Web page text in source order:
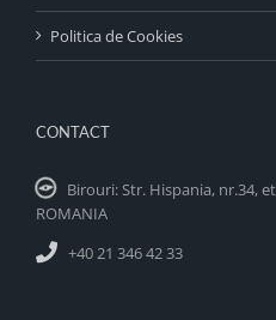
Politica de Cookies
CONTACT
Birouri: Str. Hispania, nr.34,
ROMANIA
+40 21 346 42 33